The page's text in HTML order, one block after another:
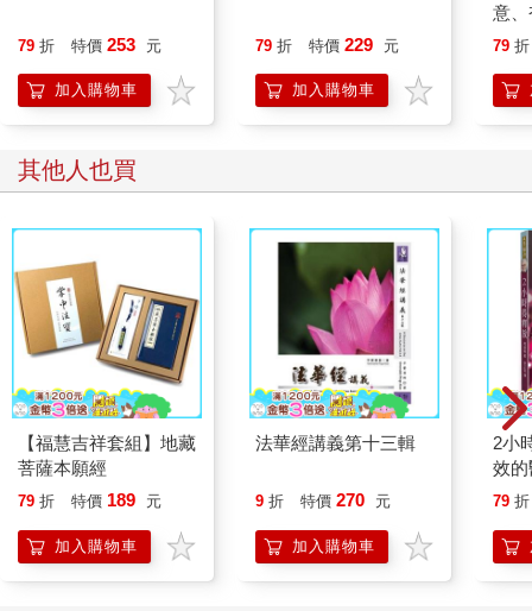
79 折 特價 253 元
加入購物車
79 折 特價 229 元
加入購物車
意
恭
79 折
其他人也買
【福慧吉祥套組】地藏
菩薩本願經
79 折 特價 189 元
加入購物車
法華經講義第十三輯
9 折 特價 270 元
加入購物車
2小
效
79 折